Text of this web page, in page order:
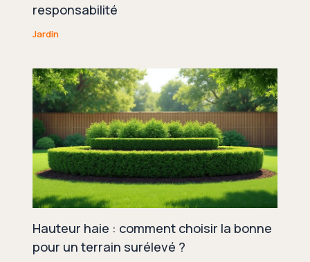
responsabilité
Jardin
Hauteur haie : comment choisir la bonne
pour un terrain surélevé ?